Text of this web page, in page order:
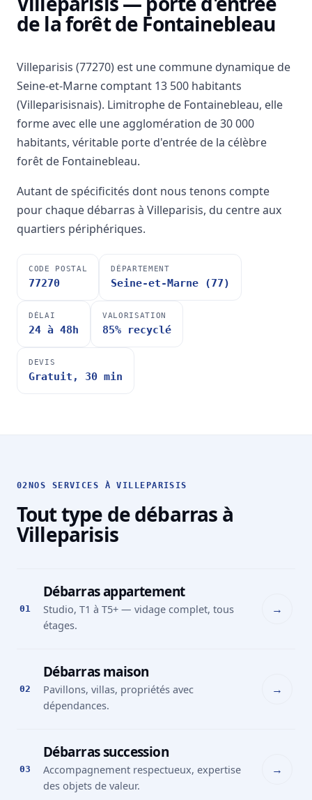
de la forêt de Fontainebleau
Villeparisis (77270) est une commune dynamique de
Seine-et-Marne comptant 13 500 habitants
(Villeparisisnais). Limitrophe de Fontainebleau, elle
forme avec elle une agglomération de 30 000
habitants, véritable porte d'entrée de la célèbre
forêt de Fontainebleau.
Autant de spécificités dont nous tenons compte
pour chaque débarras à Villeparisis, du centre aux
quartiers périphériques.
CODE POSTAL
77270
DÉPARTEMENT
Seine-et-Marne (77)
DÉLAI
24 à 48h
VALORISATION
85% recyclé
DEVIS
Gratuit, 30 min
02 NOS SERVICES À VILLEPARISIS
Tout type de débarras à
Villeparisis
01
Débarras appartement
Studio, T1 à T5+ — vidage complet, tous
étages.
→
02
Débarras maison
Pavillons, villas, propriétés avec
dépendances.
→
03
Débarras succession
Accompagnement respectueux, expertise
des objets de valeur.
→